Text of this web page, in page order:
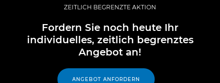
ZEITLICH BEGRENZTE AKTION
Fordern Sie noch heute Ihr
individuelles, zeitlich begrenztes
Angebot an!
ANGEBOT ANFORDERN